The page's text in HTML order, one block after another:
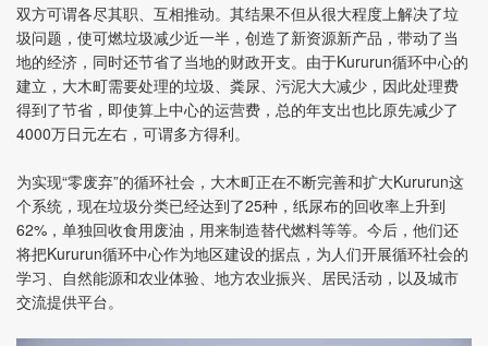
双方可谓各尽其职、互相推动。其结果不但从很大程度上解决了垃
圾问题，使可燃垃圾减少近一半，创造了新资源新产品，带动了当
地的经济，同时还节省了当地的财政开支。由于Kururun循环中心的
建立，大木町需要处理的垃圾、粪尿、污泥大大减少，因此处理费
得到了节省，即使算上中心的运营费，总的年支出也比原先减少了
4000万日元左右，可谓多方得利。
为实现“零废弃”的循环社会，大木町正在不断完善和扩大Kururun这
个系统，现在垃圾分类已经达到了25种，纸尿布的回收率上升到
62%，单独回收食用废油，用来制造替代燃料等等。今后，他们还
将把Kururun循环中心作为地区建设的据点，为人们开展循环社会的
学习、自然能源和农业体验、地方农业振兴、居民活动，以及城市
交流提供平台。